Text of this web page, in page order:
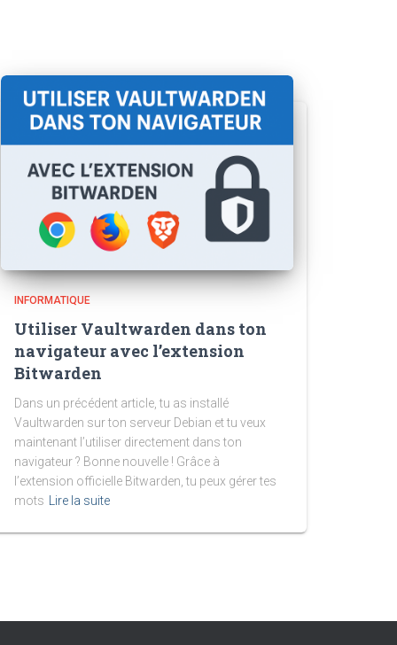
INFORMATIQUE
Utiliser Vaultwarden dans ton
navigateur avec l’extension
Bitwarden
Dans un précédent article, tu as installé
Vaultwarden sur ton serveur Debian et tu veux
maintenant l’utiliser directement dans ton
navigateur ? Bonne nouvelle ! Grâce à
l’extension officielle Bitwarden, tu peux gérer tes
mots
Lire la suite